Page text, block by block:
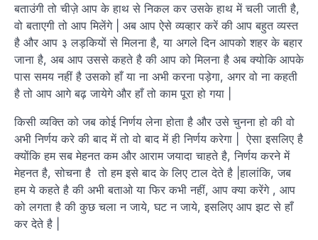
बताउंगी तो चीज़े आप के हाथ से निकल कर उसके हाथ में चली जाती है,
वो बताएगी तो आप मिलेंगे | अब आप ऐसे व्यव्हार करें की आप बहुत व्यस्त
है और आप ३ लड़कियों से मिलना है, या अगले दिन आपको शहर के बहार
जाना है, अब आप उससे कहते है की आप को मिलना है अब क्योकि आपके
पास समय नहीं है उसको हाँ या ना अभी करना पड़ेगा, अगर वो ना कहती
है तो आप आगे बढ़ जायेगे और हाँ तो काम पूरा हो गया |
किसी व्यक्ति को जब कोई निर्णय लेना होता है और उसे चुनना हो की वो
अभी निर्णय करे की बाद में तो वो बाद में ही निर्णय करेगा | ऐसा इसलिए है
क्योंकि हम सब मेहनत कम और आराम जयादा चाहते है, निर्णय करने में
मेहनत है, सोचना है तो हम इसे बाद के लिए टाल देते है |हालांकि, जब
हम ये कहते है की अभी बताओ या फिर कभी नहीं, आप क्या करेंगे , आप
को लगता है की कुछ चला न जाये, घट न जाये, इसलिए आप झट से हाँ
कर देते है |